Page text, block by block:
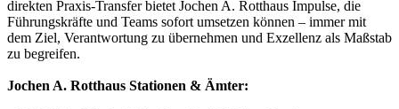
direkten Praxis-Transfer bietet Jochen A. Rotthaus Impulse, die
Führungskräfte und Teams sofort umsetzen können – immer mit
dem Ziel, Verantwortung zu übernehmen und Exzellenz als Maßstab
zu begreifen.
Jochen A. Rotthaus Stationen & Ämter: